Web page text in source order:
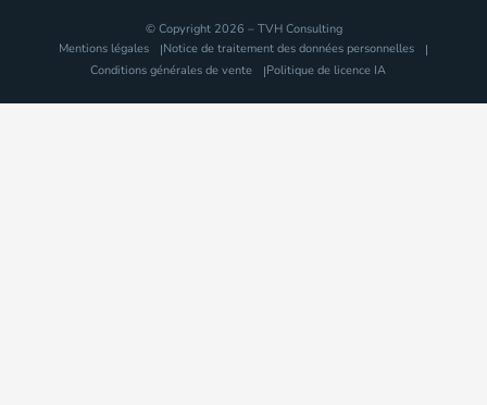
© Copyright 2026 – TVH Consulting
Mentions légales
Notice de traitement des données personnelles
Conditions générales de vente
Politique de licence IA